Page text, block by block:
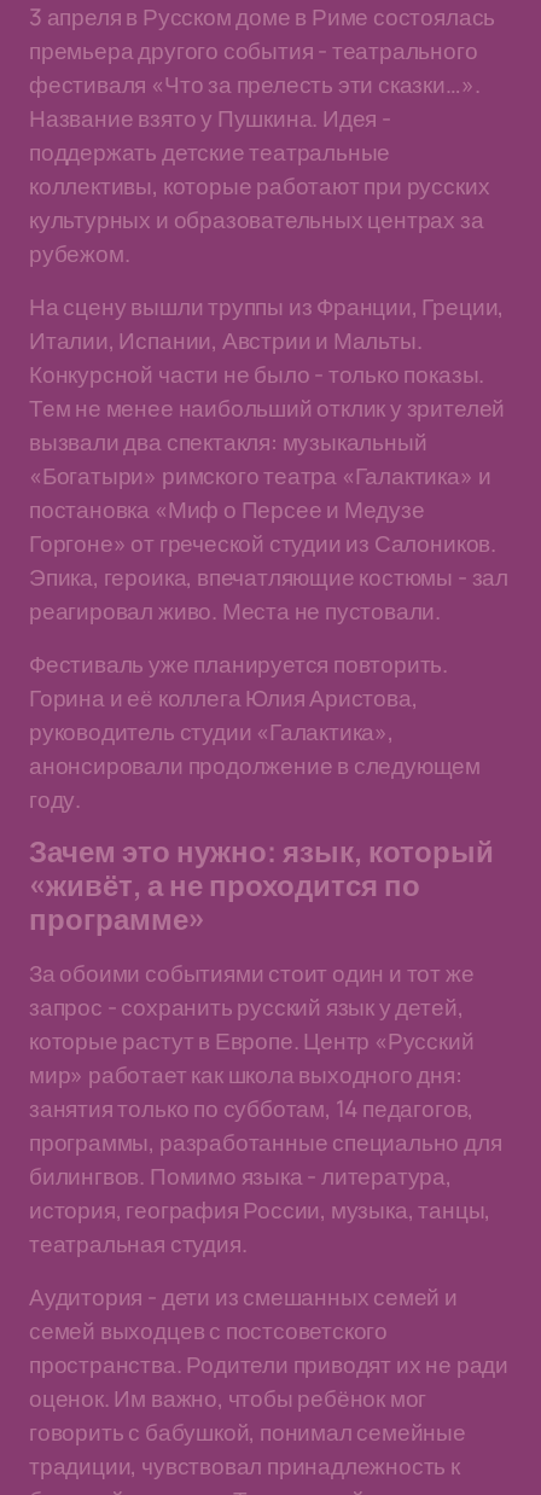
3 апреля в Русском доме в Риме состоялась
премьера другого события - театрального
фестиваля «Что за прелесть эти сказки…».
Название взято у Пушкина. Идея -
поддержать детские театральные
коллективы, которые работают при русских
культурных и образовательных центрах за
рубежом.
На сцену вышли труппы из Франции, Греции,
Италии, Испании, Австрии и Мальты.
Конкурсной части не было - только показы.
Тем не менее наибольший отклик у зрителей
вызвали два спектакля: музыкальный
«Богатыри» римского театра «Галактика» и
постановка «Миф о Персее и Медузе
Горгоне» от греческой студии из Салоников.
Эпика, героика, впечатляющие костюмы - зал
реагировал живо. Места не пустовали.
Фестиваль уже планируется повторить.
Горина и её коллега Юлия Аристова,
руководитель студии «Галактика»,
анонсировали продолжение в следующем
году.
Зачем это нужно: язык, который
«живёт, а не проходится по
программе»
За обоими событиями стоит один и тот же
запрос - сохранить русский язык у детей,
которые растут в Европе. Центр «Русский
мир» работает как школа выходного дня:
занятия только по субботам, 14 педагогов,
программы, разработанные специально для
билингвов. Помимо языка - литература,
история, география России, музыка, танцы,
театральная студия.
Аудитория - дети из смешанных семей и
семей выходцев с постсоветского
пространства. Родители приводят их не ради
оценок. Им важно, чтобы ребёнок мог
говорить с бабушкой, понимал семейные
традиции, чувствовал принадлежность к